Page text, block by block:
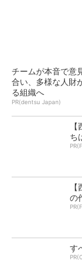
チームが本音で意
合い、多様な人財
る組織へ
PR(dentsu Japan)
ち
の
す